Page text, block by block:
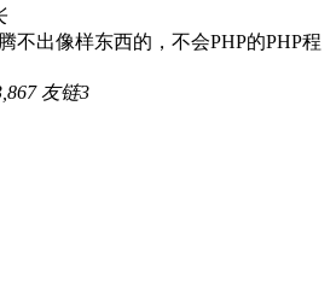
不出像样东西的，不会PHP的PHP程
友链3